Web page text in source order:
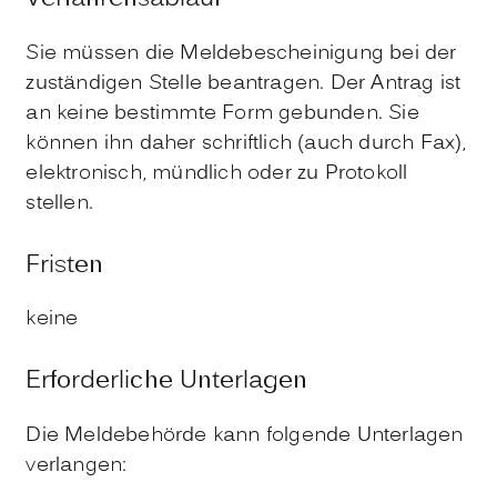
Sie müssen die Meldebescheinigung bei der
zuständigen Stelle beantragen. Der Antrag ist
an keine bestimmte Form gebunden. Sie
können ihn daher schriftlich (auch durch Fax),
elektronisch, mündlich oder zu Protokoll
stellen.
Fristen
keine
Erforderliche Unterlagen
Die Meldebehörde kann folgende Unterlagen
verlangen: